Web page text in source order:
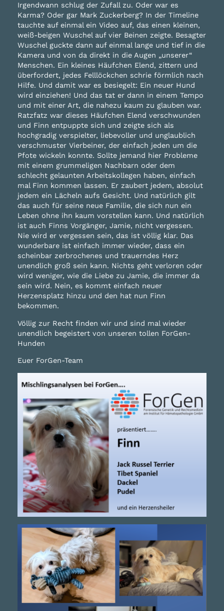
Irgendwann schlug der Zufall zu. Oder war es
Karma? Oder gar Mark Zuckerberg? In der Timeline
tauchte auf einmal ein Video auf, das einen kleinen,
weiß-beigen Wuschel auf vier Beinen zeigte. Besagter
Wuschel guckte dann auf einmal lange und tief in die
Kamera und von da direkt in die Augen „unserer“
Menschen. Ein kleines Häufchen Elend, zittern und
überfordert, jedes Felllöckchen schrie förmlich nach
Hilfe. Und damit war es besiegelt: Ein neuer Hund
wird einziehen! Und das tat er dann in einem Tempo
und mit einer Art, die nahezu kaum zu glauben war.
Ratzfatz war dieses Häufchen Elend verschwunden
und Finn entpuppte sich und zeigte sich als
hochgradig verspielter, liebevoller und unglaublich
verschmuster Vierbeiner, der einfach jeden um die
Pfote wickeln konnte. Sollte jemand hier Probleme
mit einem grummeligen Nachbarn oder dem
schlecht gelaunten Arbeitskollegen haben, einfach
mal Finn kommen lassen. Er zaubert jedem, absolut
jedem ein Lächeln aufs Gesicht. Und natürlich gilt
das auch für seine neue Familie, die sich nun ein
Leben ohne ihn kaum vorstellen kann. Und natürlich
ist auch Finns Vorgänger, Jamie, nicht vergessen.
Nie wird er vergessen sein, das ist völlig klar. Das
wunderbare ist einfach immer wieder, dass ein
scheinbar zerbrochenes und trauerndes Herz
unendlich groß sein kann. Nichts geht verloren oder
wird weniger, wie die Liebe zu Jamie, die immer da
sein wird. Nein, es kommt einfach neuer
Herzensplatz hinzu und den hat nun Finn
bekommen.
Völlig zur Recht finden wir und sind mal wieder
unendlich begeistert von unseren tollen ForGen-
Hunden
Euer ForGen-Team